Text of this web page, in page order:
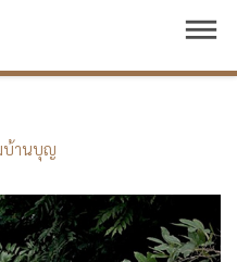
dehaze
บ้านบุญ